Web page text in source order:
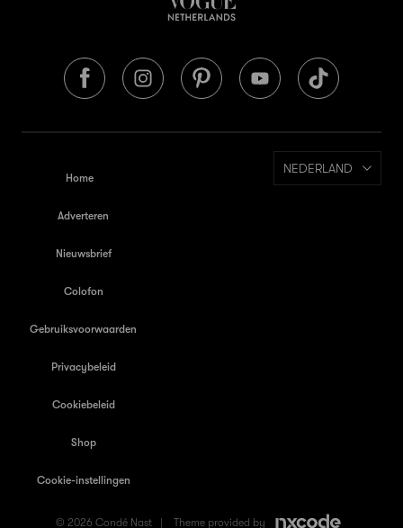
Home
Adverteren
Nieuwsbrief
Colofon
Gebruiksvoorwaarden
Privacybeleid
Cookiebeleid
Shop
Cookie-instellingen
NEDERLAND
© 2026 Condé Nast | Theme provided by